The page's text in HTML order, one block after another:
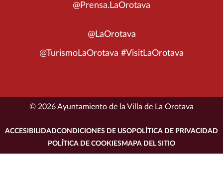
@Prensa.LaOrotava
@LaOrotava
@TurismoLaOrotava #VisitLaOrotava
© 2026 Ayuntamiento de la Villa de La Orotava
ACCESIBILIDADCONDICIONES DE USO POLÍTICA DE PRIVACIDAD
POLÍTICA DE COOKIESMAPA DEL SITIO